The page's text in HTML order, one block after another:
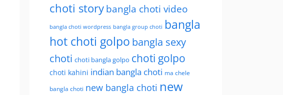
choti storybangla choti video
bangla choti wordpress bangla group choti bangla
hot choti golpo bangla sexy
choti choti bangla golpo choti golpo
choti kahini indian bangla choti ma chele
bangla choti new bangla choti new